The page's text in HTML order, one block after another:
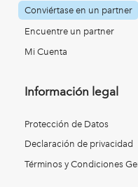
Conviértase en un partner
Encuentre un partner
Mi Cuenta
Información legal
Protección de Datos
Declaración de privacidad
Términos y Condiciones